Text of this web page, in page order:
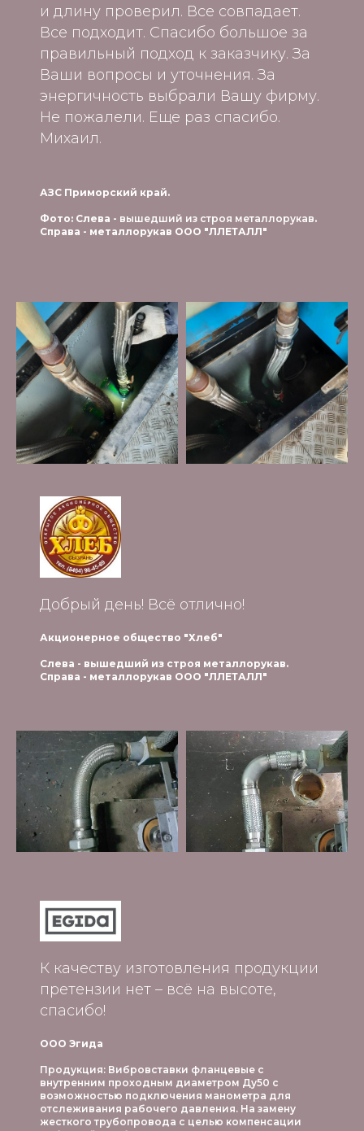
и длину проверил. Все совпадает.
Все подходит. Спасибо большое за
правильный подход к заказчику. За
Ваши вопросы и уточнения. За
энергичность выбрали Вашу фирму.
Не пожалели. Еще раз спасибо.
Михаил.
АЗС Приморский край.
Фото: Слева - вышедший из строя металлорукав.
Справа - металлорукав ООО "ЛЛЕТАЛЛ"
Добрый день! Всё отлично!
Акционерное общество "Хлеб"
Слева - вышедший из строя металлорукав.
Справа - металлорукав ООО "ЛЛЕТАЛЛ"
К качеству изготовления продукции
претензии нет – всё на высоте,
спасибо!
ООО Эгида
Продукция: Вибровставки фланцевые с
внутренним проходным диаметром Ду50 с
возможностью подключения манометра для
отслеживания рабочего давления. На замену
жесткого трубопровода с целью компенсации